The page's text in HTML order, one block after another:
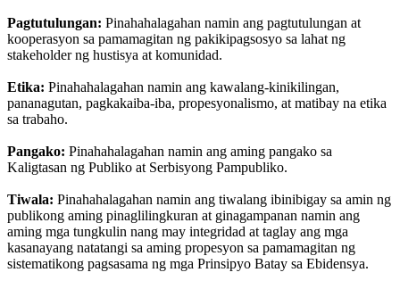
Pagtutulungan: Pinahahalagahan namin ang pagtutulungan at
kooperasyon sa pamamagitan ng pakikipagsosyo sa lahat ng
stakeholder ng hustisya at komunidad.
Etika: Pinahahalagahan namin ang kawalang-kinikilingan,
pananagutan, pagkakaiba-iba, propesyonalismo, at matibay na etika
sa trabaho.
Pangako: Pinahahalagahan namin ang aming pangako sa
Kaligtasan ng Publiko at Serbisyong Pampubliko.
Tiwala: Pinahahalagahan namin ang tiwalang ibinibigay sa amin ng
publikong aming pinaglilingkuran at ginagampanan namin ang
aming mga tungkulin nang may integridad at taglay ang mga
kasanayang natatangi sa aming propesyon sa pamamagitan ng
sistematikong pagsasama ng mga Prinsipyo Batay sa Ebidensya.